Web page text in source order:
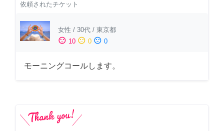
依頼されたチケット
女性 / 30代 / 東京都
sentiment_satisfied 10 sentiment_neutral 0 sentiment_dissatisfied 0
モーニングコールします。